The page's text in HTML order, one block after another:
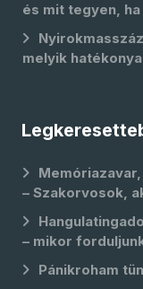
és mit tegyen,
melyik
– Szakorvosok,
– mikor
Pánikroham